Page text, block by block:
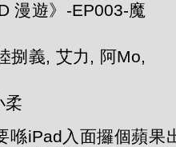
漫遊》-EP003-魔
捌義, 艾力, 阿Mo,
柔
喺iPad入面攞個蘋果